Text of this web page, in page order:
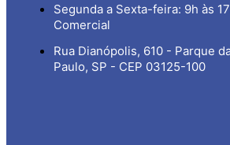
Segunda a Sexta-feira: 9h às
Comercial
Rua Dianópolis, 610 - Parque
Paulo, SP - CEP 03125-100